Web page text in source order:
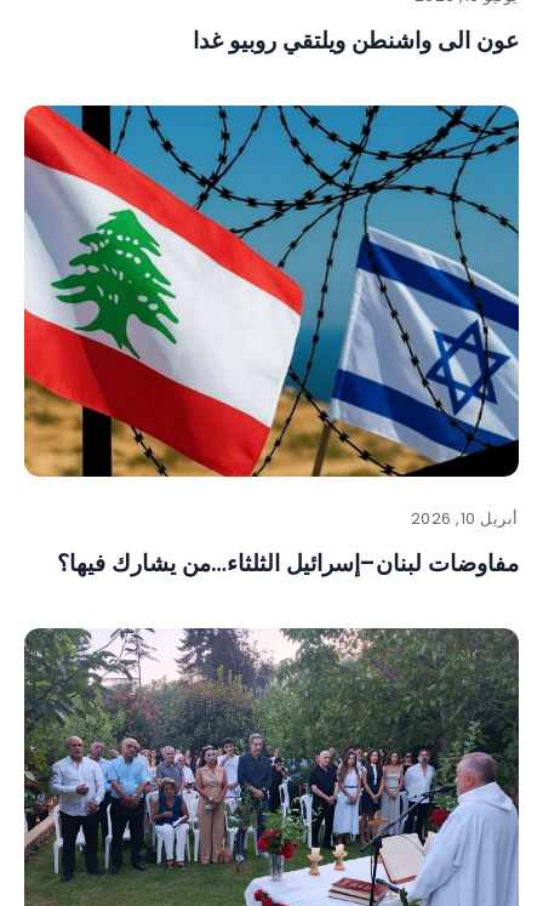
عون الى واشنطن ويلتقي روبيو غدا
أبريل 10, 2026
مفاوضات لبنان–إسرائيل الثلثاء…من يشارك فيها؟